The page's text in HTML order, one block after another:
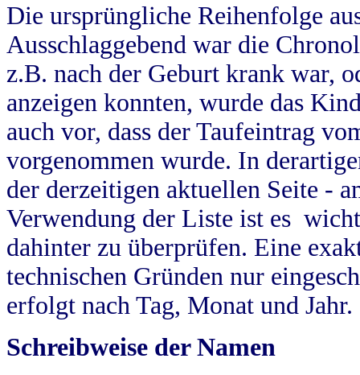
Die ursprüngliche Reihenfolge
Ausschlaggebend war die
z.B. nach der Geburt krank war,
anzeigen konnten, wurde das
auch vor, dass der Taufeintrag
vorgenommen wurde. In
der derzeitigen aktuellen Seite -
Verwendung der Liste ist es
dahinter zu überprüfen. Eine
technischen Gründen nur
erfolgt nach Tag, Monat und Jahr.
Schreibweise der Namen